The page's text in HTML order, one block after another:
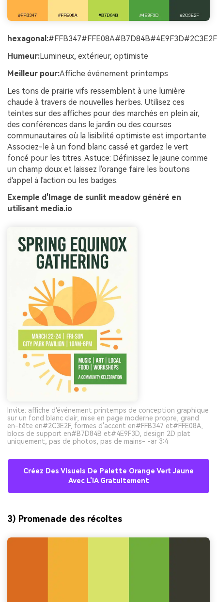
hexagonal:#FFB347#FFE08A#B7D84B#4E9F3D#2C3E2F
Humeur:Lumineux, extérieur, optimiste
Meilleur pour:Affiche événement printemps
Les tons de prairie vifs ressemblent à une lumière
chaude à travers de nouvelles herbes. Utilisez ces
teintes sur des affiches pour des marchés en plein air,
des conférences dans le jardin ou des courses
communautaires où la lisibilité optimiste est importante.
Associez-le à un fond blanc cassé et gardez le vert
foncé pour les titres. Astuce: Définissez le jaune comme
un champ doux et laissez l'orange faire les boutons
d'appel à l'action ou les badges.
Exemple d'Image de sunlit meadow généré en
utilisant media.io
Invite: affiche d'événement printemps de conception graphique
sur un fond blanc clair, mise en page moderne propre, grand
en-tête en#2C3E2F, formes d'accent en#FFB347 et#FFE08A,
blocs de support en#B7D84B et#4E9F3D, design 2D plat
uniquement, pas de photos, pas de mains- -ar 3:4
Créez Des Visuels De Palette Orange Vert Jaune
Avec L'IA Gratuitement
3) Promenade des récoltes